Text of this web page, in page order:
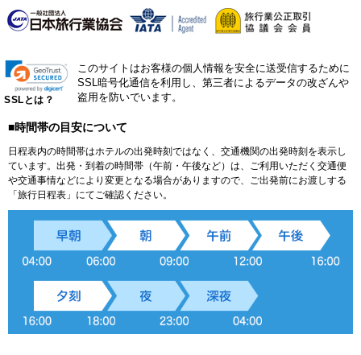
SSLとは？
このサイトはお客様の個人情報を安全に送受信するために
SSL暗号化通信を利用し、第三者によるデータの改ざんや
盗用を防いでいます。
■時間帯の目安について
日程表内の時間帯はホテルの出発時刻ではなく、交通機関の出発時刻を表示し
ています。出発・到着の時間帯（午前・午後など）は、ご利用いただく交通便
や交通事情などにより変更となる場合がありますので、ご出発前にお渡しする
「旅行日程表」にてご確認ください。